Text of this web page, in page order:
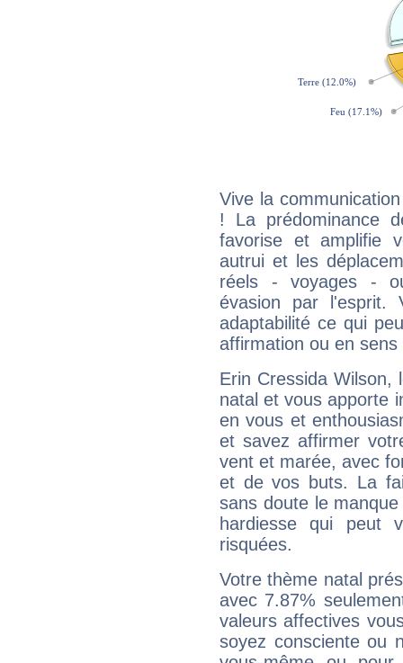
Vive la
! La prédominance
favorise et amplifie
autrui et les
réels - voyages -
évasion par l'esprit.
adaptabilité ce qui
affirmation ou en
Erin Cressida Wilson,
natal et vous apporte
en vous et
et savez affirmer
vent et marée, avec
et de vos buts. La
sans doute le
hardiesse qui peut
risquées.
Votre thème natal
avec 7.87%
valeurs affectives
soyez consciente ou